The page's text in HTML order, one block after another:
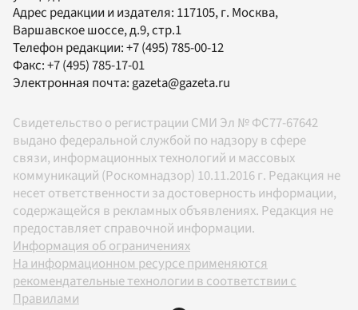
Адрес редакции и издателя: 117105, г. Москва,
Варшавское шоссе, д.9, стр.1
Телефон редакции:+7 (495) 785-00-12
Факс:+7 (495) 785-17-01
Электронная почта: gazeta@gazeta.ru
Свидетельство о регистрации СМИ Эл № ФС77-67642
выдано федеральной службой по надзору в сфере
связи, информационных технологий и массовых
коммуникаций (Роскомнадзор) 10.11.2016 г. Редакция не
несет ответственности за достоверность информации,
содержащейся в рекламных объявлениях. Редакция не
предоставляет справочной информации.
Информация об ограничениях
На информационном ресурсе применяются
рекомендательные технологии в соответствии с
Правилами